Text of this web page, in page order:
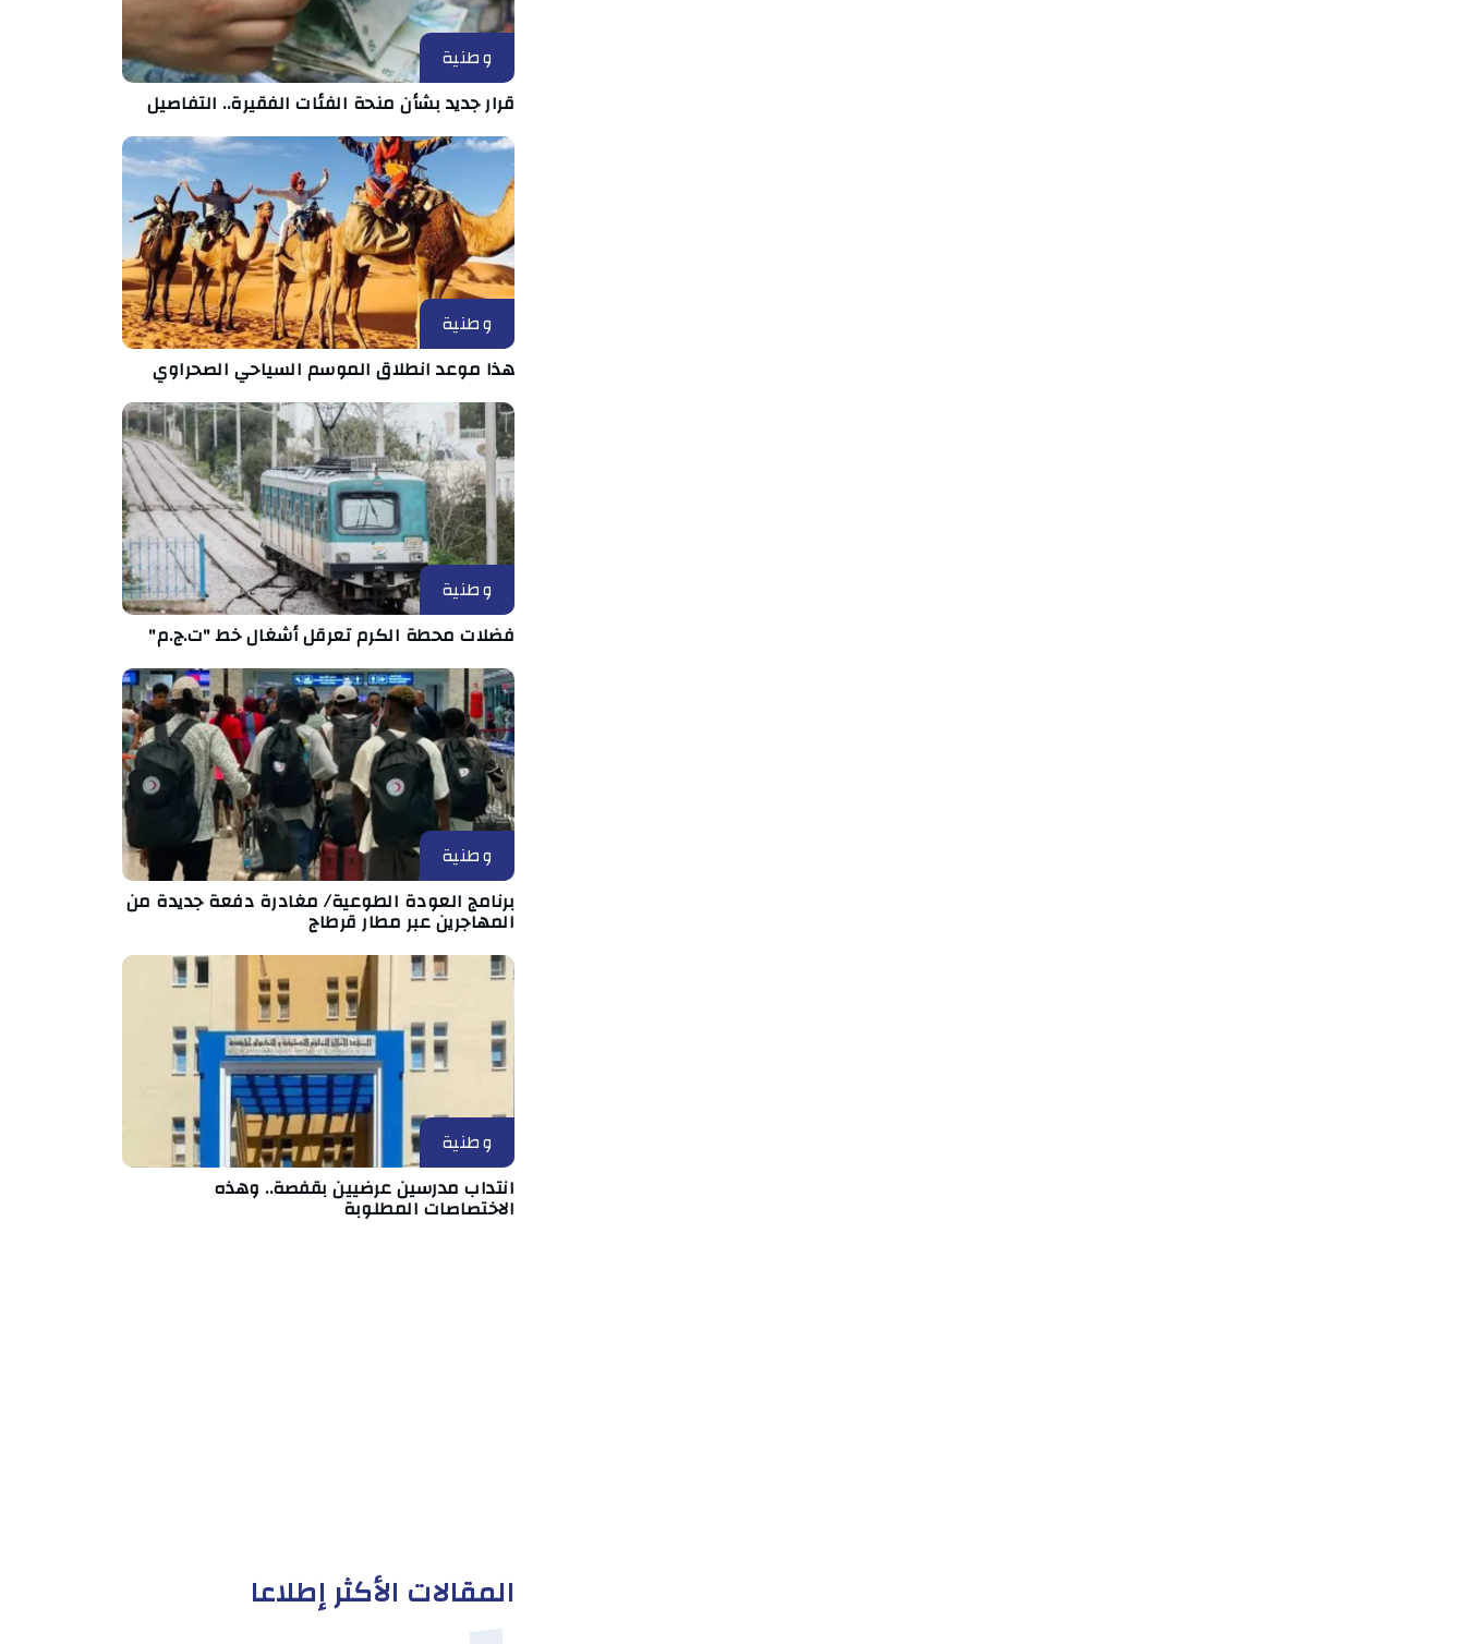
وطنية
قرار جديد بشأن منحة الفئات الفقيرة.. التفاصيل
وطنية
هذا موعد انطلاق الموسم السياحي الصحراوي
وطنية
فضلات محطة الكرم تعرقل أشغال خط "ت.ج.م"
وطنية
برنامج العودة الطوعية/ مغادرة دفعة جديدة من
المهاجرين عبر مطار قرطاج
وطنية
انتداب مدرسين عرضيين بقفصة.. وهذه
الاختصاصات المطلوبة
المقالات الأكثر إطلاعا